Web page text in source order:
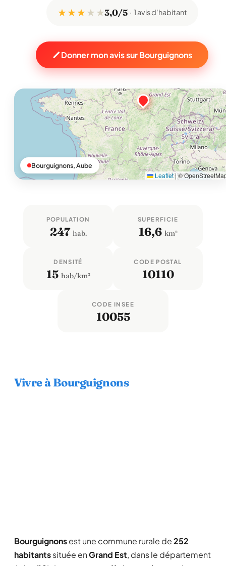
★ ★ ★★ ★3,0/5 1 avis d'habitant
Donner mon avis sur Bourguignons
Leaflet|©
Bourguignons, Aube
POPULATION
247 hab.
SUPERFICIE
16,6 km²
DENSITÉ
15 hab/km²
CODE POSTAL
10110
CODE INSEE
10055
Vivre à Bourguignons
Bourguignonsest une commune rurale de252
habitantssituée enGrand Est, dans le département